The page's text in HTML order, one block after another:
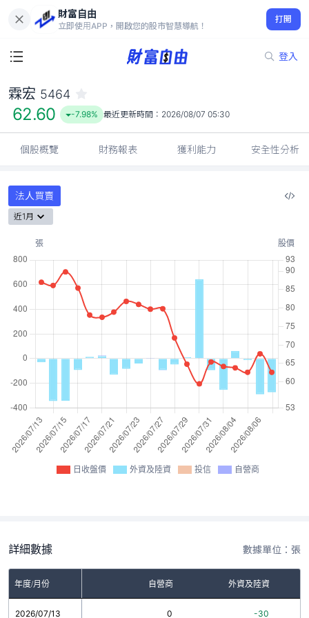
財富自由
立即使用APP，開啟您的股市智慧導航！
打開
登入
62.60
-7.98%
霖宏 5464
62.60 -7.98% 最近更新時間： 2026/08/07 05:30
個股概覽 財務報表 獲利能力 安全性分析
法人買賣
近1月
日收盤價 外資及陸資 投信 自營商
詳細數據 數據單位：張
年度/月份 自營商 外資及陸資
2026/07/13 0 -30